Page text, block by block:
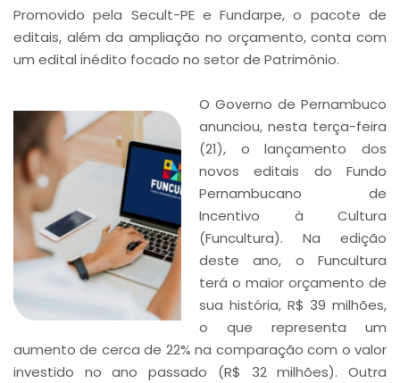
Promovido pela Secult-PE e Fundarpe, o pacote de
editais, além da ampliação no orçamento, conta com
um edital inédito focado no setor de Patrimônio.
O Governo de Pernambuco
anunciou, nesta terça-feira
(21), o lançamento dos
novos editais do Fundo
Pernambucano de
Incentivo à Cultura
(Funcultura). Na edição
deste ano, o Funcultura
terá o maior orçamento de
sua história, R$ 39 milhões,
o que representa um
aumento de cerca de 22% na comparação com o valor
investido no ano passado (R$ 32 milhões). Outra